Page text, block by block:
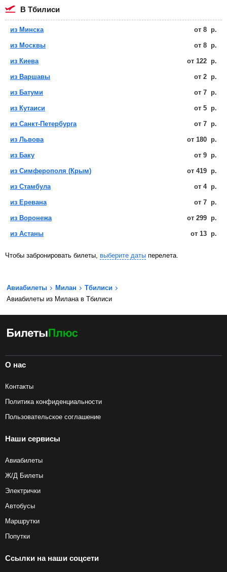
в Тбилиси
из Минска от 8 р.
из Москвы от 8 р.
из Киева от 122 р.
из Варшавы от 2 р.
из Батуми от 7 р.
из Кутаиси от 5 р.
из Санкт-Петербурга от 7 р.
из Львова от 180 р.
из Баку от 9 р.
из Симферополя (Крым) от 419 р.
из Стамбула от 4 р.
из Еревана от 7 р.
из Воронежа от 299 р.
из Астаны от 13 р.
Чтобы забронировать билеты, выберите даты перелета.
Авиабилеты Милан
Тбилиси
Авиабилеты из Милана в Тбилиси
О нас
Контакты
Политика конфиденциальности
Пользовательское соглашение
Наши сервисы
Авиабилеты
Ж/Д Билеты
Электрички
Автобусы
Маршрутки
Попутки
Ссылки на наши соцсети